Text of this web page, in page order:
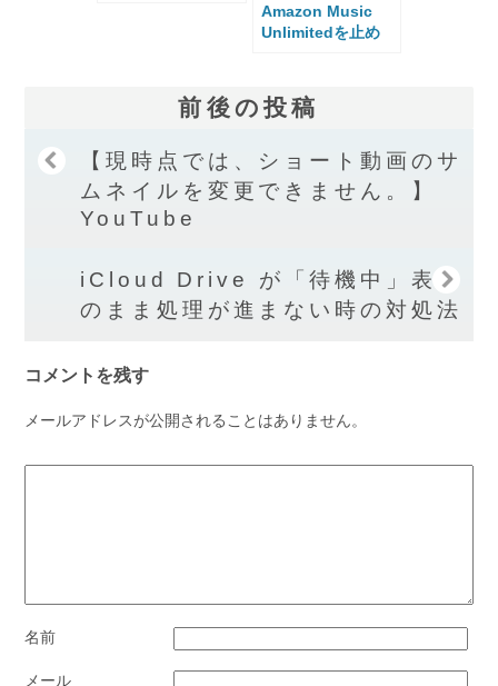
Amazon Music
Unlimitedを止め
前後の投稿
【現時点では、ショート動画のサ
ムネイルを変更できません。】
YouTube
iCloud Drive が「待機中」表示
のまま処理が進まない時の対処法
コメントを残す
メールアドレスが公開されることはありません。
名前
メール